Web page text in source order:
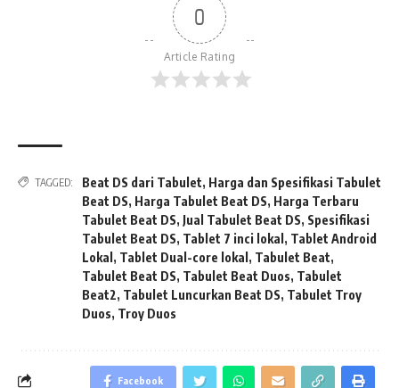
0
Article Rating
TAGGED: Beat DS dari Tabulet, Harga dan Spesifikasi Tabulet
Beat DS, Harga Tabulet Beat DS, Harga Terbaru
Tabulet Beat DS, Jual Tabulet Beat DS, Spesifikasi
Tabulet Beat DS, Tablet 7 inci lokal , Tablet Android
Lokal , Tablet Dual-core lokal , Tabulet Beat,
Tabulet Beat DS, Tabulet Beat Duos, Tabulet
Beat2, Tabulet Luncurkan Beat DS, Tabulet Troy
Duos, Troy Duos
Facebook